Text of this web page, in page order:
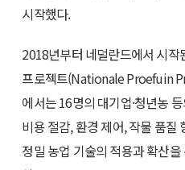
시작했다.
2018년부터 네덜란드에서 시작
프로젝트(Nationale Proefuin
에서는 16명의 대기업·청년농
비용 절감, 환경 제어, 작물 품질
정밀 농업 기술의 적용과 확산